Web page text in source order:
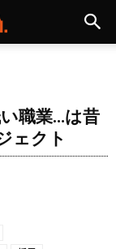
職業…は昔
ェクト